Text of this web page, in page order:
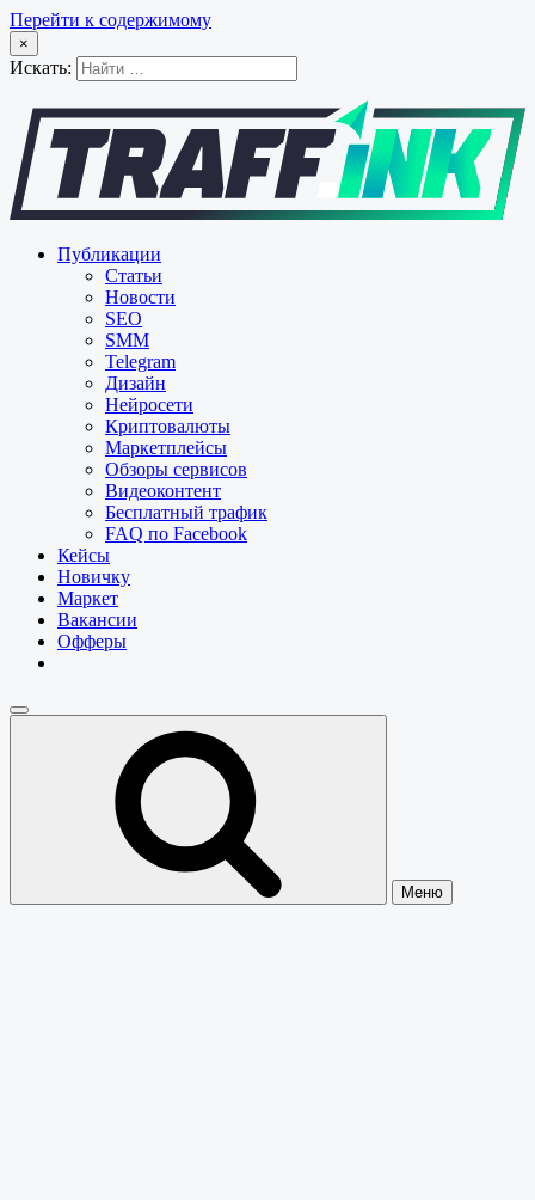
Перейти к содержимому
×
Искать:
Публикации
Статьи
Новости
SEO
SMM
Telegram
Дизайн
Нейросети
Криптовалюты
Маркетплейсы
Обзоры сервисов
Видеоконтент
Бесплатный трафик
FAQ по Facebook
Кейсы
Новичку
Маркет
Вакансии
Офферы
Меню